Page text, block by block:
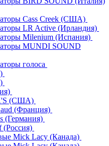
Cass Creek (США)
LR Active (Ирландия)
Milenium (Испания)
MUNDI SOUND
голоса
(США)
(Франция)
(Германия)
Mick Lacy (Канада)